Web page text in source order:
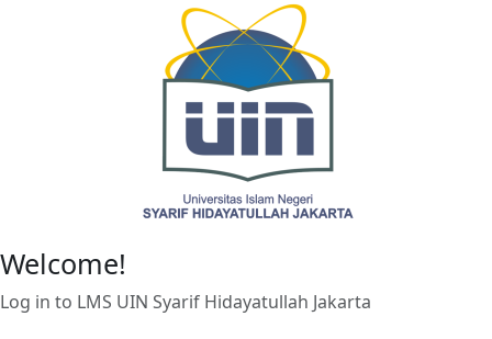
Welcome!
Log in to LMS UIN Syarif Hidayatullah Jakarta